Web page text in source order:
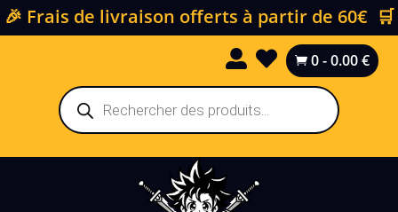
🎉 Frais de livraison offerts à partir de 60€ 🛒
   0-0.00€
Recherche
de
produits